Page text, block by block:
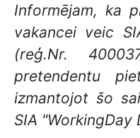
Informējam, ka
vakancei veic
(reģ.Nr.
pretendentu
izmantojot šo
SIA "WorkingDay